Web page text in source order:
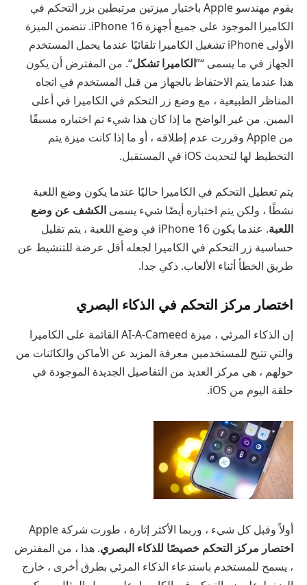
يقوم مهندسو Apple باختبار ميزتين مرتبطين بزر التحكم في
الكاميرا الموجود على جميع أجهزة iPhone 16. تتضمن الميزة
الأولى iPhone تشغيل الكاميرا تلقائيًا عندما يحمل المستخدم
الجهاز في ما يسمى “”الكاميرا تشكل“. من المفترض أن يكون
هذا عندما يتم الاحتفاظ بالجهاز من قبل المستخدم في اتجاه
المناظر الطبيعية ، مع وضع زر التحكم في الكاميرا في أعلى
اليمين. من غير الواضح ما إذا كان هذا شيء تم اختباره مسبقًا
من Apple وقررت عدم إطلاقه ، أو ما إذا كانت ميزة يتم
التخطيط لها لتحديث iOS في المستقبل.
يتم تعطيل التحكم في الكاميرا حاليًا عندما يكون وضع اللعبة
نشطًا ، ولكن يتم اختباره أيضًا شيء يسمى الكشف عن وضع
اللعبة
. عندما يكون iPhone 16 في وضع اللعبة ، يتم تقليل
حساسية زر التحكم في الكاميرا لجعله أقل عرضة للتنشيط عن
طريق الخطأ أثناء الألعاب. ذكي جدا.
اختصار مركز التحكم في الذكاء البصري
إن الذكاء المرئي ، ميزة AI-A-Cameed القائمة على الكاميرا
والتي تتيح للمستخدمين معرفة المزيد عن الأماكن والكائنات من
حولهم ، هي مركز العديد من التفاصيل الجديدة الموجودة في
حلقة اليوم من iOS.
أولاً وقبل كل شيء ، وربما الأكثر إثارة ، طورت شركة Apple
اختصار مركز التحكم خصيصًا للذكاء البصري. هذا ، من المفترض
، يسمح للمستخدم باستدعاء الذكاء المرئي بطرق أخرى ، خارج